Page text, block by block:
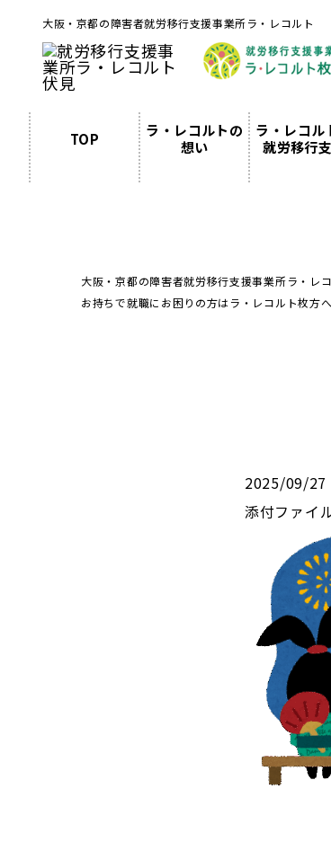
大阪・京都の障害者就労移行支援事業所ラ・レコルト
TOP
ラ・レコルトの
想い
ラ・レコル
就労移行
大阪・京都の障害者就労移行支援事業所ラ・レ
お持ちで就職にお困りの方はラ・レコルト枚方
2025/09/27
添付ファイ